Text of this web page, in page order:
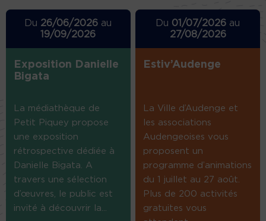
Du 26/06/2026 au
19/09/2026
Exposition Danielle
Bigata
La médiathèque de
Petit Piquey propose
une exposition
rétrospective dédiée à
Danielle Bigata. A
travers une sélection
d’œuvres, le public est
invité à découvrir la...
Du 01/07/2026 au
27/08/2026
Estiv’Audenge
La Ville d’Audenge et
les associations
Audengeoises vous
proposent un
programme d’animations
du 1 juillet au 27 août.
Plus de 200 activités
gratuites vous